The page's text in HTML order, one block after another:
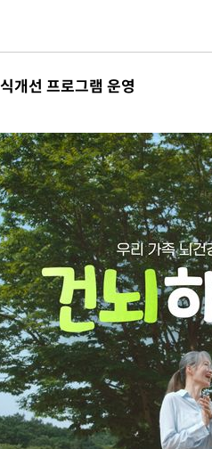
사업장 끼임 사망 관련 압수수색
' 중앙·서울·경기도 선관위 등 9곳
1423.8원
반 강보합…1%대 상승 출발
…1.09% 오른 6365.07 개장
니버스 폭발.. 14명 부상, 3명은 중태
도 '폭염중대경보'
들"과 대치로 남부 케슘섬에서 두차
확보' 신용해 前교정본부장 기소
…"국민적 공분에 수사 재개"
문까지…'쑥대밭' 된 축구협회
원장에 김태유 서울대 공대 교수…이
발언' 진종오·서범수 징계 절차 개시
수입 27.5%↑…무역총액
근, 항소심도 징역 3년
기 감사' 유병호 구속기소
개선 프로그램 운영